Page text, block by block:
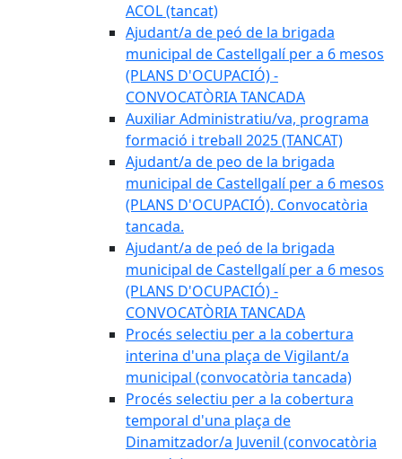
ACOL (tancat)
Ajudant/a de peó de la brigada
municipal de Castellgalí per a 6 mesos
(PLANS D'OCUPACIÓ) -
CONVOCATÒRIA TANCADA
Auxiliar Administratiu/va, programa
formació i treball 2025 (TANCAT)
Ajudant/a de peo de la brigada
municipal de Castellgalí per a 6 mesos
(PLANS D'OCUPACIÓ). Convocatòria
tancada.
Ajudant/a de peó de la brigada
municipal de Castellgalí per a 6 mesos
(PLANS D'OCUPACIÓ) -
CONVOCATÒRIA TANCADA
Procés selectiu per a la cobertura
interina d'una plaça de Vigilant/a
municipal (convocatòria tancada)
Procés selectiu per a la cobertura
temporal d'una plaça de
Dinamitzador/a Juvenil (convocatòria